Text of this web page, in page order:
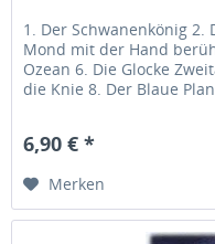
1. Der Schwanenkönig 2.
Mond mit der Hand
Ozean 6. Die Glocke
die Knie 8. Der Blaue
6,90 € *
Merken